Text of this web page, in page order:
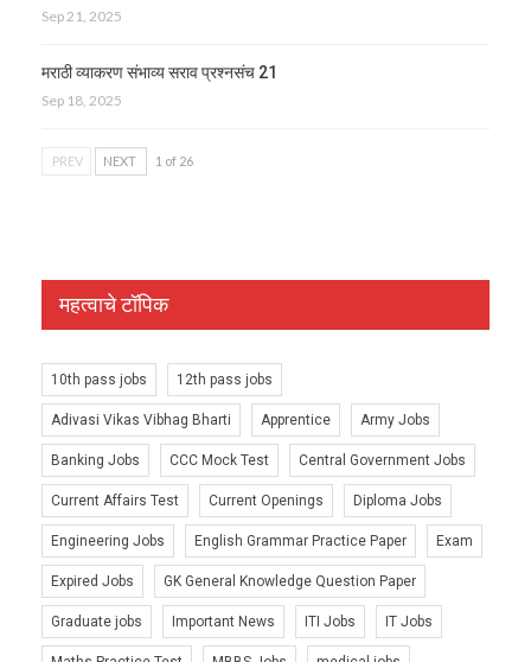
Sep 21, 2025
मराठी व्याकरण संभाव्य सराव प्रश्नसंच 21
Sep 18, 2025
PREV NEXT 1 of 26
महत्वाचे टॉपिक
10th pass jobs 12th pass jobs
Adivasi Vikas Vibhag Bharti Apprentice Army Jobs
Banking Jobs CCC Mock Test Central Government Jobs
Current Affairs Test Current Openings Diploma Jobs
Engineering Jobs English Grammar Practice Paper Exam
Expired Jobs GK General Knowledge Question Paper
Graduate jobs Important News ITI Jobs IT Jobs